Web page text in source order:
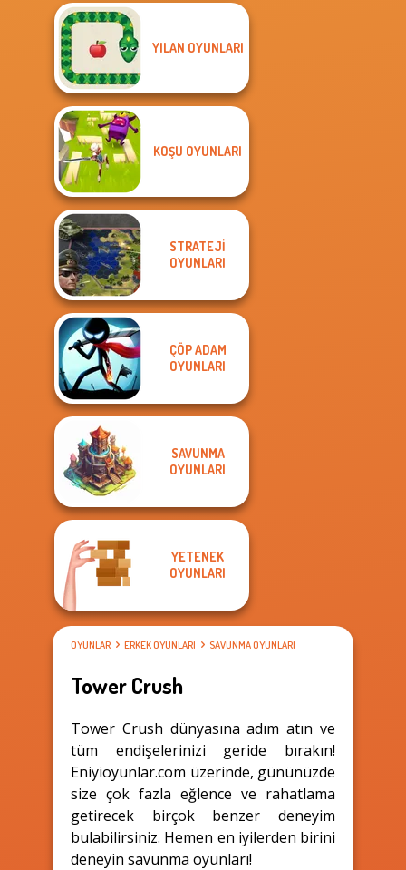
YILAN OYUNLARI
KOŞU OYUNLARI
STRATEJI
OYUNLARI
ÇÖP ADAM
OYUNLARI
SAVUNMA
OYUNLARI
YETENEK
OYUNLARI
OYUNLAR ERKEK OYUNLARI SAVUNMA OYUNLARI
Tower Crush
Tower Crush dünyasına adım atın ve
tüm endişelerinizi geride bırakın!
Eniyioyunlar.com üzerinde, gününüzde
size çok fazla eğlence ve rahatlama
getirecek birçok benzer deneyim
bulabilirsiniz. Hemen en iyilerden birini
deneyin savunma oyunları!